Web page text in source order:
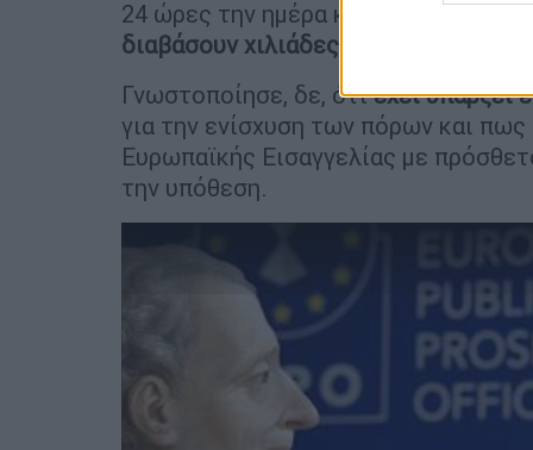
24 ώρες την ημέρα και
τρεις
διαβάσουν χιλιάδες έγγραφα
Γνωστοποίησε, δε, ότιέχει υπάρξει
για την ενίσχυση των πόρων και
Ευρωπαϊκής Εισαγγελίας με
την υπόθεση.